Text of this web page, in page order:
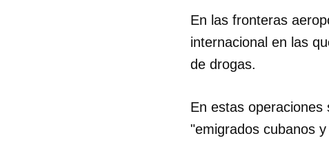
En las fronteras
internacional en las
de drogas.
En estas
"emigrados cubanos